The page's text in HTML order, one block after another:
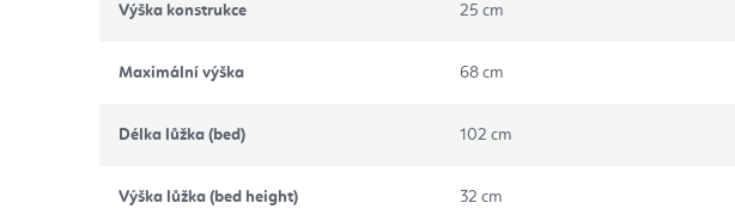
Výška konstrukce 25 cm
Maximální výška 68 cm
Délka lůžka (bed) 102 cm
Výška lůžka (bed height) 32 cm